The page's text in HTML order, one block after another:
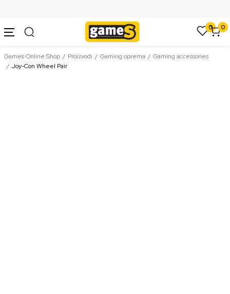
0 0
Games Online Shop Proizvodi Gaming oprema
Gaming accessories
Joy-Con Wheel Pair